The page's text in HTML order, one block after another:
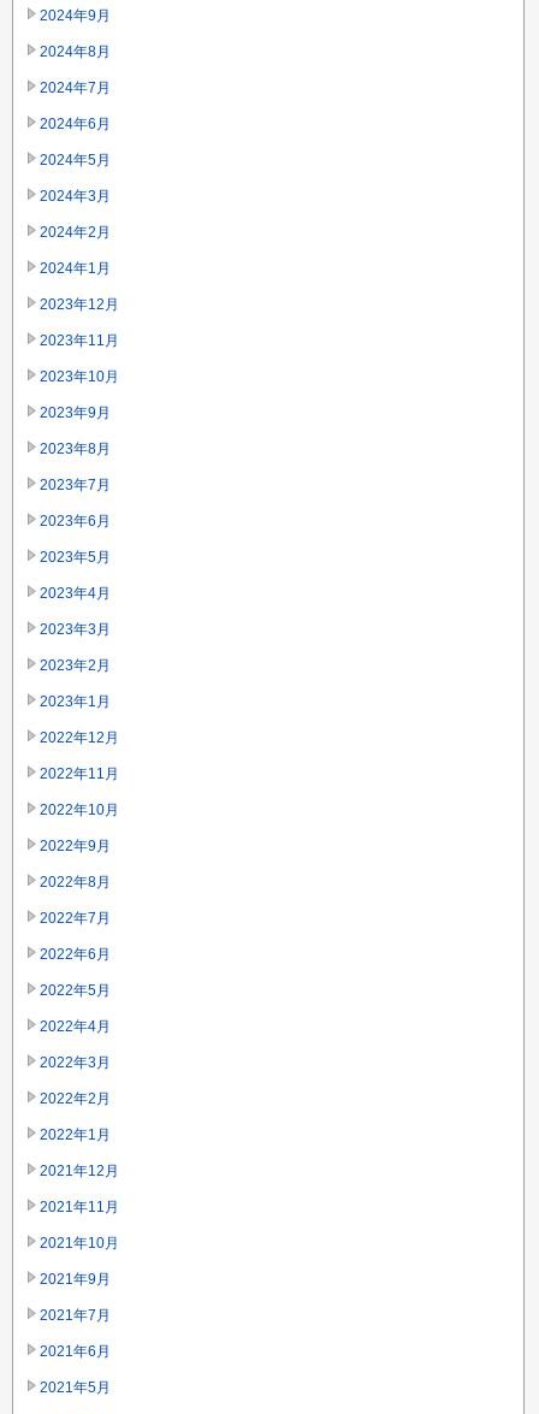
2024年9月
2024年8月
2024年7月
2024年6月
2024年5月
2024年3月
2024年2月
2024年1月
2023年12月
2023年11月
2023年10月
2023年9月
2023年8月
2023年7月
2023年6月
2023年5月
2023年4月
2023年3月
2023年2月
2023年1月
2022年12月
2022年11月
2022年10月
2022年9月
2022年8月
2022年7月
2022年6月
2022年5月
2022年4月
2022年3月
2022年2月
2022年1月
2021年12月
2021年11月
2021年10月
2021年9月
2021年7月
2021年6月
2021年5月